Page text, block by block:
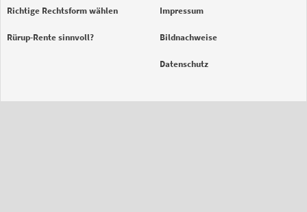
Richtige Rechtsform wählen
Rürup-Rente sinnvoll?
Impressum
Bildnachweise
Datenschutz